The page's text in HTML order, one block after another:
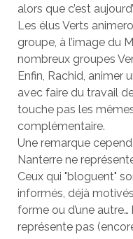
alors que c’est
Les élus Verts
groupe, à l’image du
nombreux groupes
Enfin, Rachid, animer
avec faire du travail
touche pas les
complémentaire.
Une remarque
Nanterre ne
Ceux qui "bloguent"
informés, déjà
forme ou d’une
représente pas